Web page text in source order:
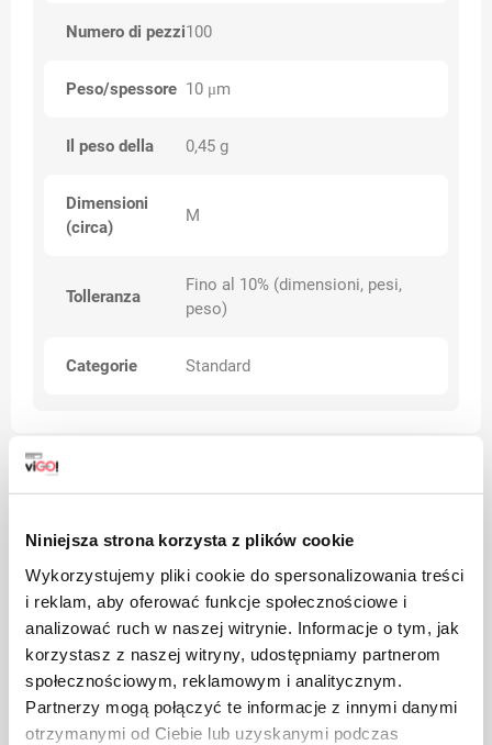
Niniejsza strona korzysta z plików cookie
Wykorzystujemy pliki cookie do spersonalizowania treści
i reklam, aby oferować funkcje społecznościowe i
analizować ruch w naszej witrynie. Informacje o tym, jak
korzystasz z naszej witryny, udostępniamy partnerom
społecznościowym, reklamowym i analitycznym.
Partnerzy mogą połączyć te informacje z innymi danymi
otrzymanymi od Ciebie lub uzyskanymi podczas
Numero di pezzi100
Peso/spessore 10 μm
Il peso della 0,45 g
Dimensioni
(circa)
M
Tolleranza
Fino al 10% (dimensioni, pesi,
peso)
Categorie Standard
Avvertenze